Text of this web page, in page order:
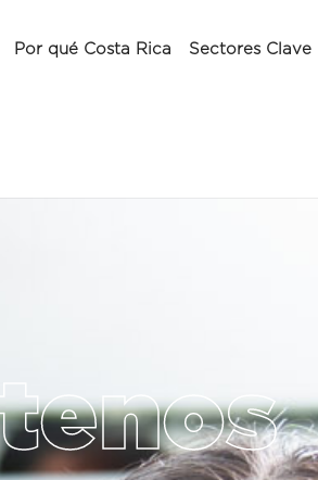
Por qué Costa Rica Sectores Clave